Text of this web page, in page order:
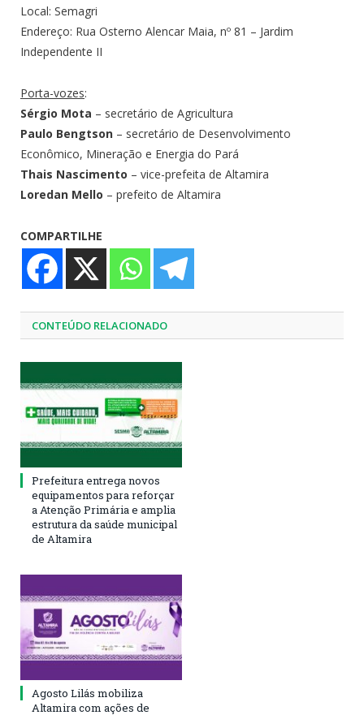
Local: Semagri
Endereço: Rua Osterno Alencar Maia, nº 81 – Jardim
Independente II
Porta-vozes:
Sérgio Mota – secretário de Agricultura
Paulo Bengtson – secretário de Desenvolvimento
Econômico, Mineração e Energia do Pará
Thais Nascimento – vice-prefeita de Altamira
Loredan Mello – prefeito de Altamira
COMPARTILHE
CONTEÚDO RELACIONADO
Prefeitura entrega novos
equipamentos para reforçar
a Atenção Primária e amplia
estrutura da saúde municipal
de Altamira
Agosto Lilás mobiliza
Altamira com ações de